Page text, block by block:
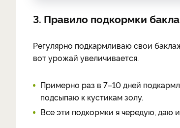
3. Правило подкормки
Регулярно подкармливаю свои
вот урожай увеличивается.
Примерно раз в 7–10 дней
подсыпаю к кустикам золу.
Все эти подкормки я чередую, даю